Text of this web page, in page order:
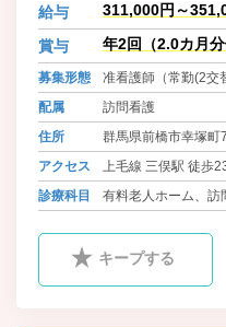
給与 311,000円～
賞与 年2回（2.0カ月分
募集形態
准看護師（常勤(2交
配属
訪問看護
住所
群馬県前橋市幸塚町
アクセス
上毛線 三俣駅 徒歩
診療科目
有料老人ホーム、訪
キープする